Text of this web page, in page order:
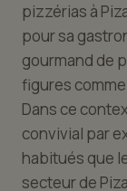
pizzérias à
pour sa
gourmand de
figures
Dans ce
convivial par
habitués que
secteur de